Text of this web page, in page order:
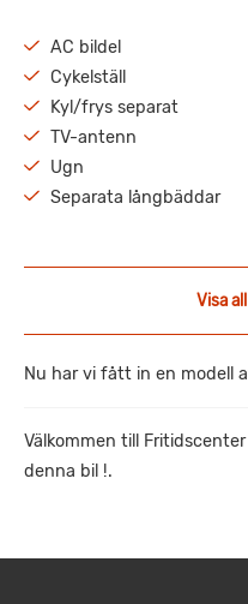
AC bildel
Cykelställ
Kyl/frys separat
TV-antenn
Ugn
Separata långbäddar
Visa
Nu har vi fått in en modell
Välkommen till
denna bil !.